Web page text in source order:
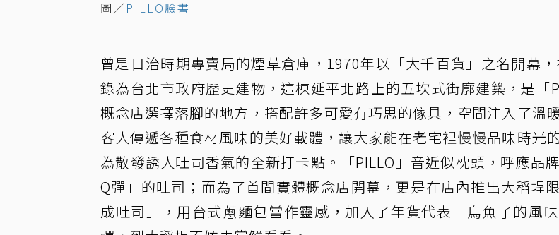
圖／ PILLO臉書
曾是日治時期專賣局的煙草倉庫，1970年以「大千百貨」之名開幕
錄為台北市政府歷史建物，這棟延平北路上的五坎式街廓建築，是「
概念店選擇落腳的地方，搭配許多可愛有巧思的傢具，空間注入了溫
客人傳遞各種食材風味的美好載體，讓大家能在老宅裡慢慢品味時光
為散發誘人吐司香氣的全新打卡點。「PILLO」音近似枕頭，呼應品
Q彈」的吐司；而為了首間實體概念店開幕，更是在店內推出大稻埕
成吐司」，用台式蔥麵包當作靈感，加入了年貨代表－烏魚子的風